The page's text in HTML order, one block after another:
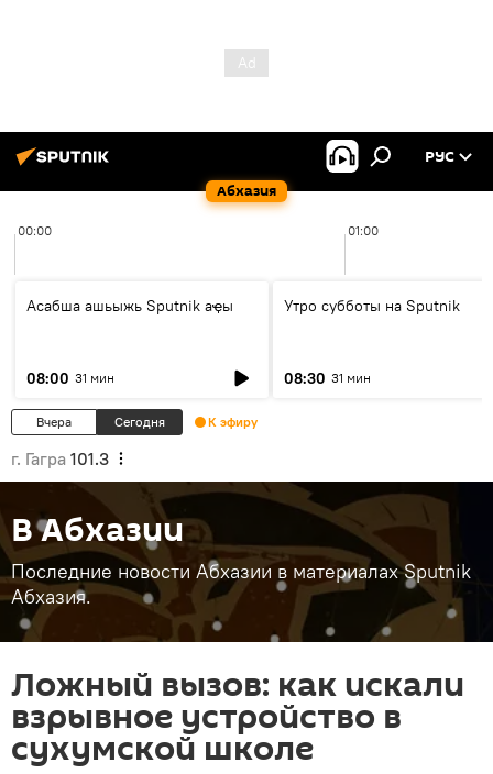
Абхазия
РУС
00:00 01:00
Асабша ашьыжь Sputnik аҿы
08:00 31 мин
Утро субботы на Sputnik
08:30 31 мин
Вчера Сегодня К эфиру
г. Гагра 101.3
В Абхазии
Последние новости Абхазии в материалах Sputnik
Абхазия.
Ложный вызов: как искали
взрывное устройство в
cухумской школе